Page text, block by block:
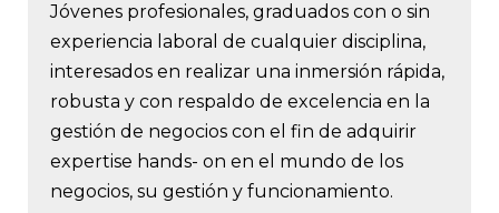
Jóvenes profesionales, graduados con o sin
experiencia laboral de cualquier disciplina,
interesados en realizar una inmersión rápida,
robusta y con respaldo de excelencia en la
gestión de negocios con el fin de adquirir
expertise hands- on en el mundo de los
negocios, su gestión y funcionamiento.